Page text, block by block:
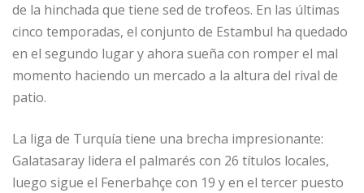
de la hinchada que tiene sed de trofeos. En las últimas
cinco temporadas, el conjunto de Estambul ha quedado
en el segundo lugar y ahora sueña con romper el mal
momento haciendo un mercado a la altura del rival de
patio.
La liga de Turquía tiene una brecha impresionante:
Galatasaray lidera el palmarés con 26 títulos locales,
luego sigue el Fenerbahçe con 19 y en el tercer puesto